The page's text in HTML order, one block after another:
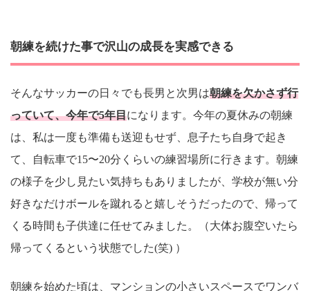
朝練を続けた事で沢山の成長を実感できる
そんなサッカーの日々でも長男と次男は朝練を欠かさず行
っていて、今年で5年目になります。今年の夏休みの朝練
は、私は一度も準備も送迎もせず、息子たち自身で起き
て、自転車で15〜20分くらいの練習場所に行きます。朝練
の様子を少し見たい気持ちもありましたが、学校が無い分
好きなだけボールを蹴れると嬉しそうだったので、帰って
くる時間も子供達に任せてみました。（大体お腹空いたら
帰ってくるという状態でした(笑) ）
朝練を始めた頃は、マンションの小さいスペースでワンバ